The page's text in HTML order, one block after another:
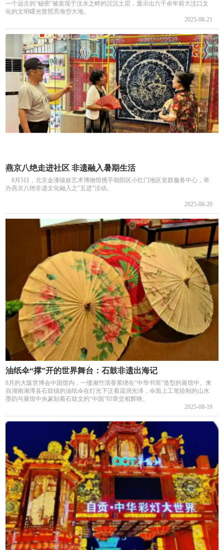
一个远古的“秘密”被发现于汶水之畔的沉沉土层，显示出六千余年前大汶口文
化的文明曙光曾照亮海岱大地。
2025-08-21
燕京八绝走进社区 非遗融入暑期生活
8月5日，北京金漆镶嵌艺术博物馆携手朝阳区小红门地区党群服务中心，举
办燕京八绝非遗文化融入之"五进"活动。
2025-08-20
油纸伞“撑”开的世界舞台：石鼓非遗出海记
8月的大阪世博会中国馆内，一缕湘竹清香萦绕在“中华书简”造型的展馆中。来
自湖南湘潭县石鼓镇的油纸伞在灯光下泛着温润光泽，伞面上工笔绘制的山水
墨韵与展馆中央篆刻着石鼓文的“中国”印章交相辉映。
2025-08-19